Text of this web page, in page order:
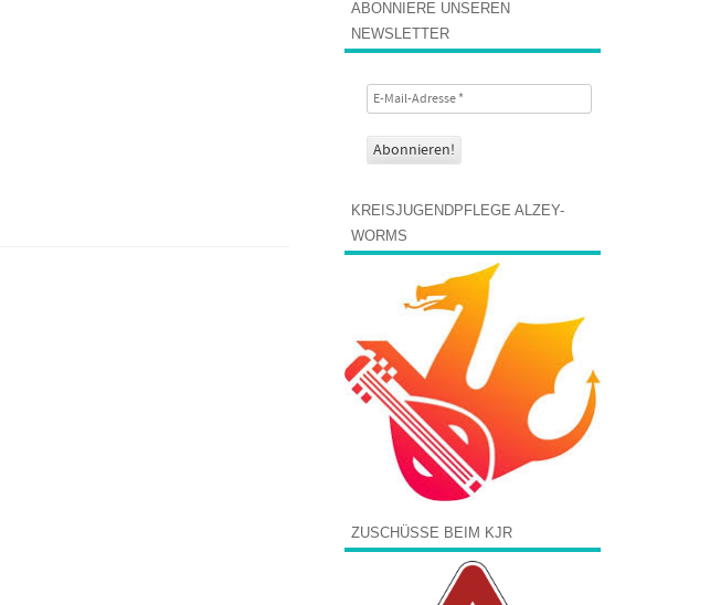
ABONNIERE UNSEREN
NEWSLETTER
KREISJUGENDPFLEGE ALZEY-
WORMS
ZUSCHÜSSE BEIM KJR